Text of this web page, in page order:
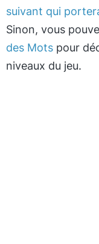
suivant qui
Sinon, vous
des Mots pour
niveaux du jeu.